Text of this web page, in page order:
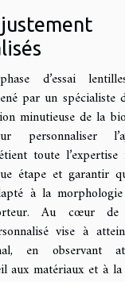
d’essai
par un spécialiste
minutieuse de la
personnaliser
toute l’expertise
étape et garantir
à la
Au cœur de
vise à
en observant
aux matériaux et à